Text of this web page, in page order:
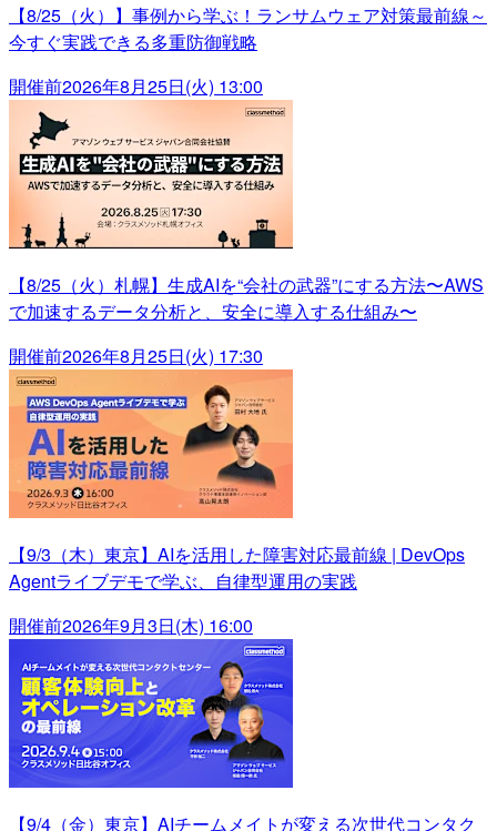
【8/25（火）】事例から学ぶ！ランサムウェア対策最前線～
今すぐ実践できる多重防御戦略
開催前2026年8月25日(火) 13:00
【8/25（火）札幌】生成AIを“会社の武器”にする方法〜AWS
で加速するデータ分析と、安全に導入する仕組み〜
開催前2026年8月25日(火) 17:30
【9/3（木）東京】AIを活用した障害対応最前線 | DevOps
Agentライブデモで学ぶ、自律型運用の実践
開催前2026年9月3日(木) 16:00
【9/4（金）東京】AIチームメイトが変える次世代コンタク